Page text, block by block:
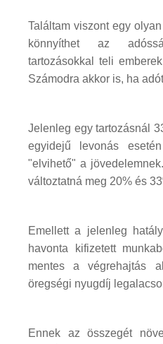
Találtam viszont egy olyan
könnyíthet az
tartozásokkal teli
Számodra akkor is, ha
Jelenleg egy tartozásnál
egyidejű levonás
"elvihető" a
változtatná meg 20% és
Emellett a jelenleg
havonta kifizetett
mentes a végrehajtás
öregségi nyugdíj
Ennek az összegét